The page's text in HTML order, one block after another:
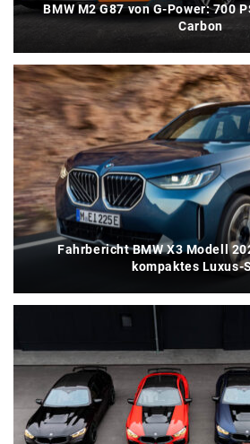
BMW M2 G87 von G-Power: 700
Carbon
Fahrbericht BMW X3 Modell
kompaktes Luxus-